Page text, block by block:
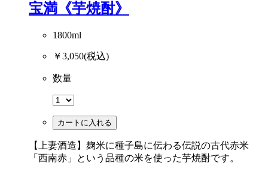
宝満《芋焼酎》
1800ml
￥3,050(税込)
数量
カートに入れる
【上妻酒造】麹米に種子島に伝わる伝説の古代赤米
「西南赤」という品種の米を使った芋焼酎です。